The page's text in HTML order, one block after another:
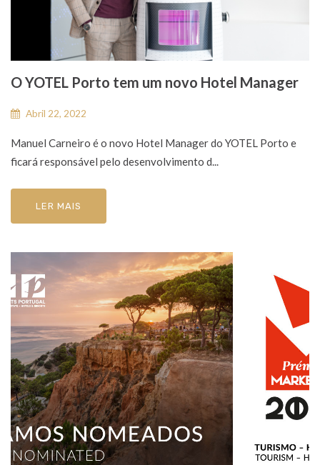
O YOTEL Porto tem um novo Hotel Manager
Abril 22, 2022
Manuel Carneiro é o novo Hotel Manager do YOTEL Porto e
ficará responsável pelo desenvolvimento d...
LER MAIS